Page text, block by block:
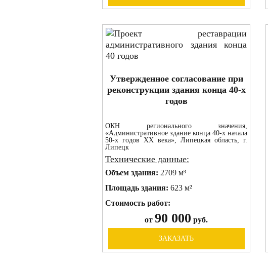
Утвержденное согласование при
реконструкции здания конца 40-х
годов
ОКН регионального значения,
«Административное здание конца 40-х начала
50-х годов XX века», Липецкая область, г.
Липецк
Технические данные:
Объем здания: 2709 м³
Площадь здания: 623 м²
Стоимость работ:
от90 000 руб.
ЗАКАЗАТЬ